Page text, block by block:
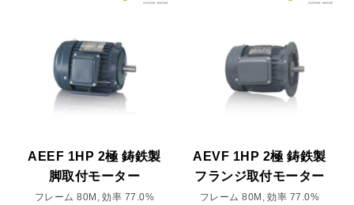
AEEF 1HP 2極 鋳鉄製
脚取付モーター
フレーム 80M, 効率 77.0%
AEVF 1HP 2極 鋳鉄製
フランジ取付モーター
フレーム 80M, 効率 77.0%